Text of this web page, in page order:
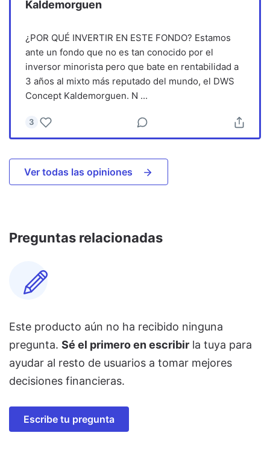
Kaldemorguen
¿POR QUÉ INVERTIR EN ESTE FONDO? Estamos
ante un fondo que no es tan conocido por el
inversor minorista pero que bate en rentabilidad a
3 años al mixto más reputado del mundo, el DWS
Concept Kaldemorguen. N ...
3
Ver todas las opiniones
Preguntas relacionadas
Este producto aún no ha recibido ninguna
pregunta. Sé el primero en escribir la tuya para
ayudar al resto de usuarios a tomar mejores
decisiones financieras.
Escribe tu pregunta